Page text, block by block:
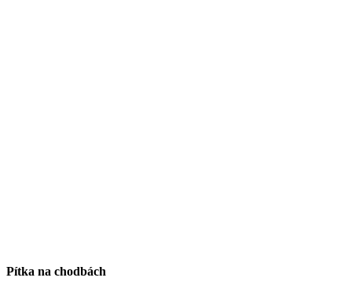
Pítka na chodbách